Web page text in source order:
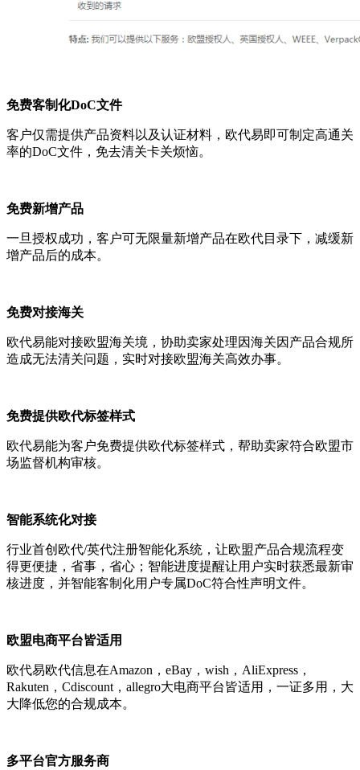
免费客制化DoC文件
客户仅需提供产品资料以及认证材料，欧代易即可制定高通关
率的DoC文件，免去清关卡关烦恼。
免费新增产品
一旦授权成功，客户可无限量新增产品在欧代目录下，减缓新
增产品后的成本。
免费对接海关
欧代易能对接欧盟海关境，协助卖家处理因海关因产品合规所
造成无法清关问题，实时对接欧盟海关高效办事。
免费提供欧代标签样式
欧代易能为客户免费提供欧代标签样式，帮助卖家符合欧盟市
场监督机构审核。
智能系统化对接
行业首创欧代/英代注册智能化系统，让欧盟产品合规流程变
得更便捷，省事，省心；智能进度提醒让用户实时获悉最新审
核进度，并智能客制化用户专属DoC符合性声明文件。
欧盟电商平台皆适用
欧代易欧代信息在Amazon，eBay，wish，AliExpress，
Rakuten，Cdiscount，allegro大电商平台皆适用，一证多用，大
大降低您的合规成本。
多平台官方服务商